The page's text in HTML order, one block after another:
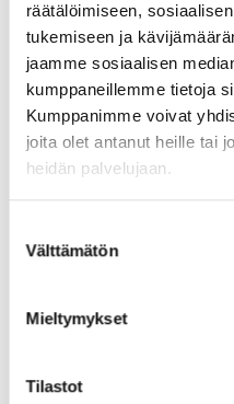
räätälöimiseen,
tukemiseen ja
jaamme sosiaalisen
kumppaneillemme tietoja
Kumppanimme voivat
joita olet antanut heille tai
heidän palvelujaan.
valinta
Välttämätön
Mieltymykset
Tilastot